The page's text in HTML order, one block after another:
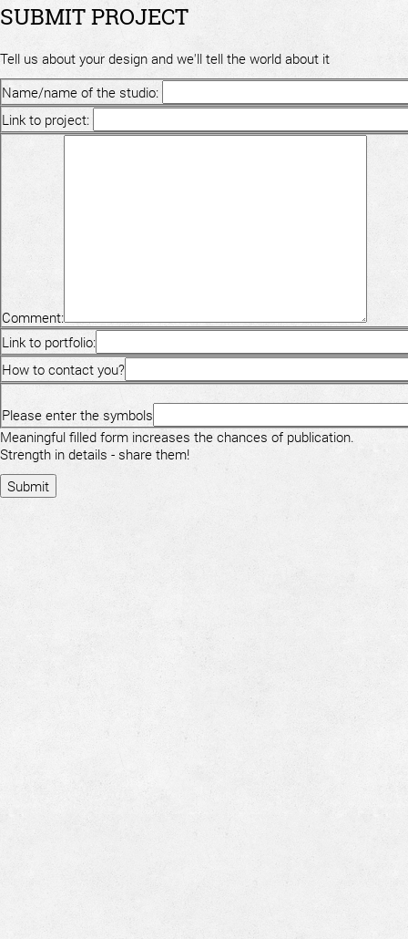
SUBMIT PROJECT
Tell us about your design and we'll tell the world about it
Name/name of the studio:
Link to project:
Comment:
Link to portfolio:
How to contact you?
Please enter the symbols
Meaningful filled form increases the chances of publication.
Strength in details - share them!